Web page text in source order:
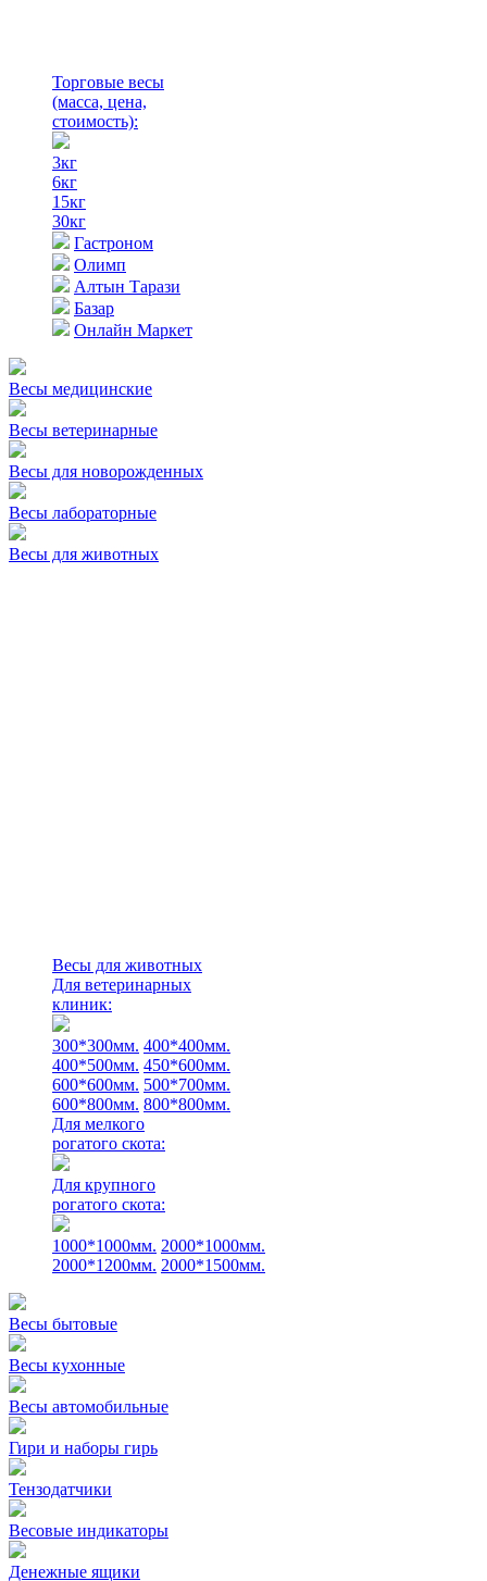
Торговые весы
(масса, цена,
стоимость):
3кг
6кг
15кг
30кг
Гастроном
Олимп
Алтын Тарази
Базар
Онлайн Маркет
Весы медицинские
Весы ветеринарные
Весы для новорожденных
Весы лабораторные
Весы для животных
Весы для животных
Для ветеринарных
клиник:
300*300мм. 400*400мм.
400*500мм. 450*600мм.
600*600мм. 500*700мм.
600*800мм. 800*800мм.
Для мелкого
рогатого скота:
Для крупного
рогатого скота:
1000*1000мм. 2000*1000мм.
2000*1200мм. 2000*1500мм.
Весы бытовые
Весы кухонные
Весы автомобильные
Гири и наборы гирь
Тензодатчики
Весовые индикаторы
Денежные ящики